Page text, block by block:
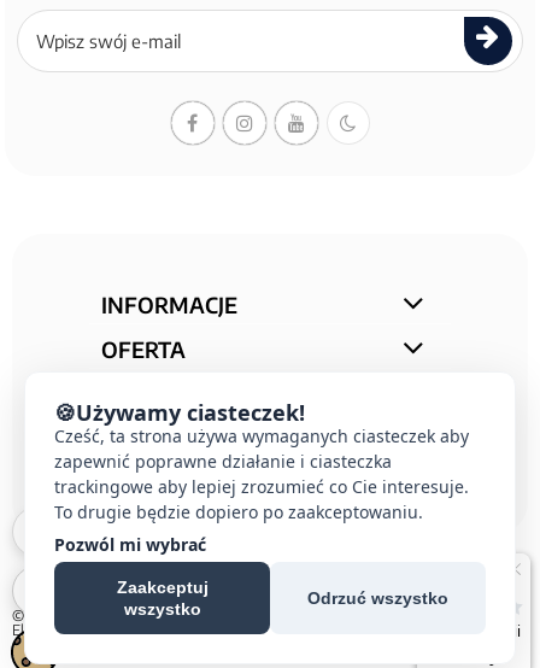
Zapisz
się
newslettera
INFORMACJE
OFERTA
KONTAKT
© 2026 E-DOMUS |Kontakt Simon
Electric|Wideodomofon EURA| All rights reserved
🍪Używamy ciasteczek!
Cześć, ta strona używa wymaganych ciasteczek aby
zapewnić poprawne działanie i ciasteczka
trackingowe aby lepiej zrozumieć co Cie interesuje.
To drugie będzie dopiero po zaakceptowaniu.
Pozwól mi wybrać
Zaakceptuj
wszystko
Odrzuć wszystko